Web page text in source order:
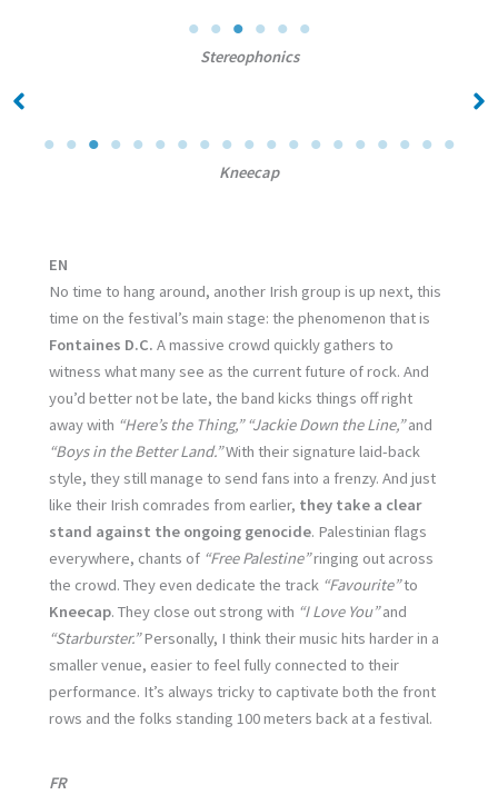
Stereophonics
Kneecap
EN
No time to hang around, another Irish group is up next, this
time on the festival’s main stage: the phenomenon that is
Fontaines D.C. A massive crowd quickly gathers to
witness what many see as the current future of rock. And
you’d better not be late, the band kicks things off right
away with “Here’s the Thing,” “Jackie Down the Line,”and
“Boys in the Better Land.”With their signature laid-back
style, they still manage to send fans into a frenzy. And just
like their Irish comrades from earlier, they take a clear
stand against the ongoing genocide. Palestinian flags
everywhere, chants of “Free Palestine”ringing out across
the crowd. They even dedicate the track “Favourite”to
Kneecap. They close out strong with “I Love You”and
“Starburster.”Personally, I think their music hits harder in a
smaller venue, easier to feel fully connected to their
performance. It’s always tricky to captivate both the front
rows and the folks standing 100 meters back at a festival.
FR